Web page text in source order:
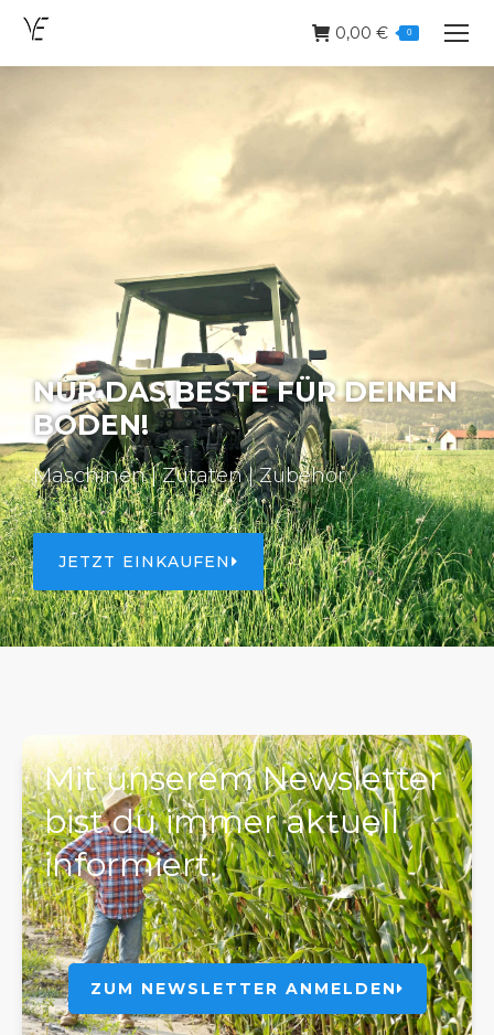
0,00 € 0
NUR DAS BESTE FÜR DEINEN
BODEN!
Maschinen | Zutaten | Zubehör
JETZT EINKAUFEN
Mit unserem Newsletter
bist du immer aktuell
informiert.
ZUM NEWSLETTER ANMELDEN